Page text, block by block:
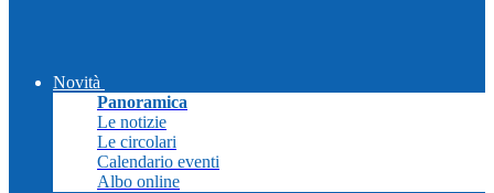
Novità
Panoramica
Le notizie
Le circolari
Calendario eventi
Albo online